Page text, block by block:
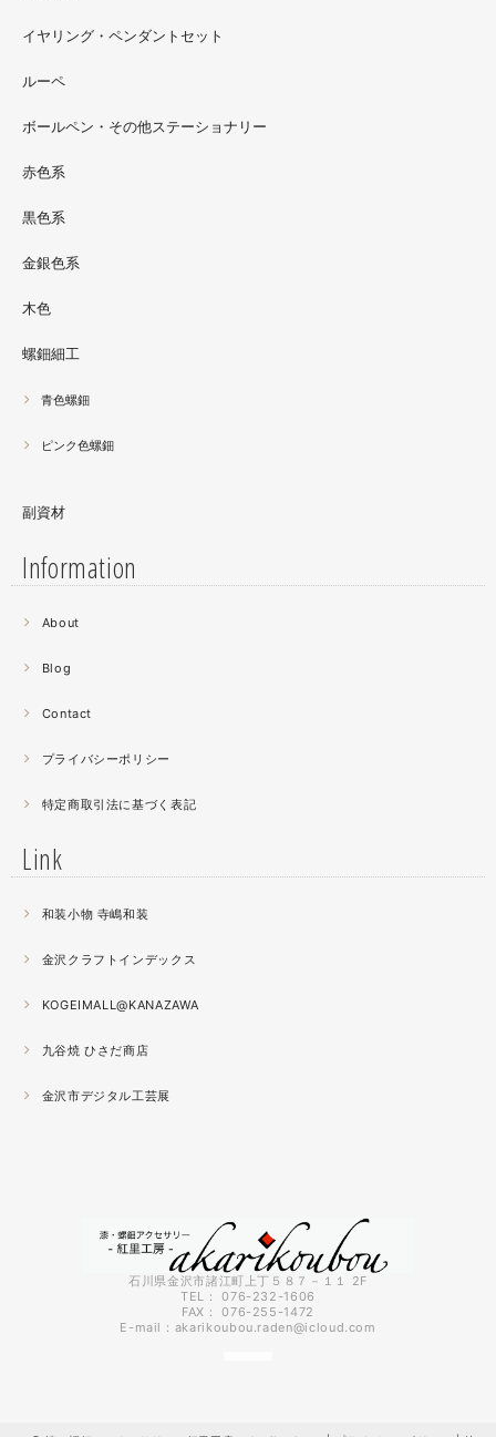
螺鈿ソフビでお世話になっているT-BASE銀座ギャラリー
シリーズ』紅里工房螺鈿装飾も展示されています。アクセ
サリーとはまた違った美しさがあると思うのでぜひご覧く
螺鈿細工の工程。青みの強い鮑貝を使ってステンドグラス
曲面に螺鈿するためには貝も小さなカケラを使う必要が...
昔作った２０００ピースのジグソーパズルを思い出す。ひ
薔薇のブローチ木地制作中。
薄く作らねば。。。パキッとやってしまったときの悲しさ
秋の催事シーズンに向けてまた木地を作り始めました。
2021.04
いの桜が満開になりました。
で石川県地場産業振興センター本館１階にて開催です。石
川県内で活動する５０歳未満の作り手６０人による展示会
イヤリング・ペンダントセット
ルーペ
ボールペン・その他ステーショナリー
赤色系
黒色系
金銀色系
木色
螺鈿細工
青色螺鈿
ピンク色螺鈿
副資材
Information
About
Blog
Contact
プライバシーポリシー
特定商取引法に基づく表記
Link
和装小物 寺嶋和装
金沢クラフトインデックス
KOGEIMALL@KANAZAWA
九谷焼 ひさだ商店
金沢市デジタル工芸展
石川県金沢市諸江町上丁５８７－１１ 2F
TEL： 076-232-1606
FAX： 076-255-1472
E-mail： akarikoubou.raden@icloud.com